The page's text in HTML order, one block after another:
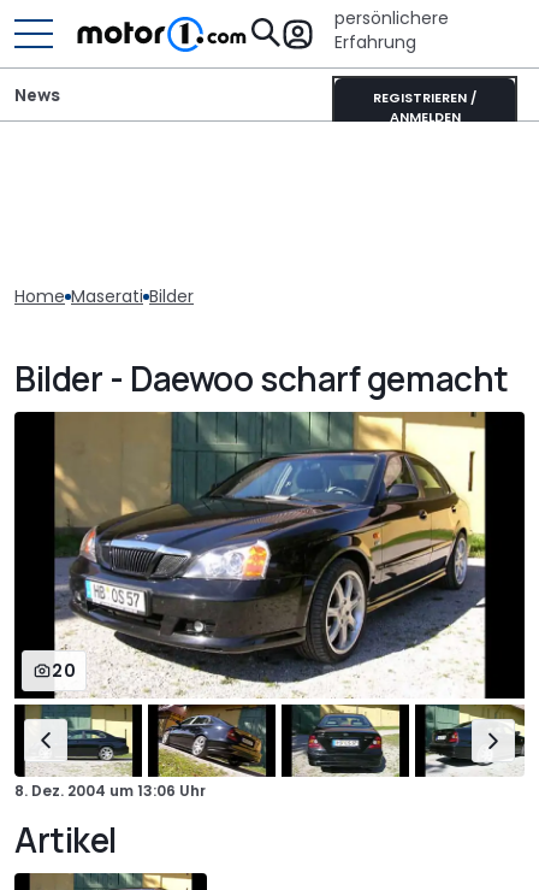
persönlichere
Erfahrung
REGISTRIEREN /
ANMELDEN
News
Home Maserati Bilder
Bilder - Daewoo scharf gemacht
20
8. Dez. 2004 um13:06 Uhr
Artikel